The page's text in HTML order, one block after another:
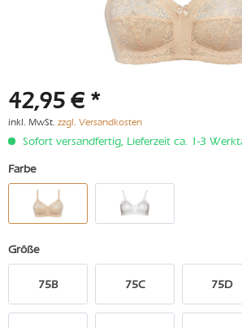
42,95 € *
inkl. MwSt. zzgl. Versandkosten
Sofort versandfertig, Lieferzeit ca. 1-3
Farbe
Größe
75B 75C 75D